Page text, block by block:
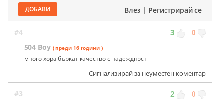
ДОБАВИ Влез | Регистрирай се
#4 3 0
504 Boy ( преди 16 години )
много хора бъркат качество с надеждност
Сигнализирай за неуместен коментар
#3 2 0